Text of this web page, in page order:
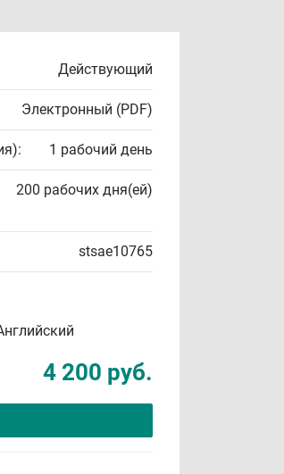
Действующий
Электронный (PDF)
1 рабочий день
200 рабочих дня(ей)
stsae10765
4 200 руб.